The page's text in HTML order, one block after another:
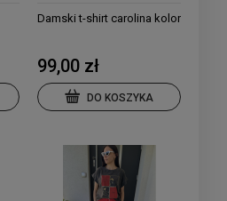
Damski t-shirt carolina kolor
99,00 zł
DO KOSZYKA